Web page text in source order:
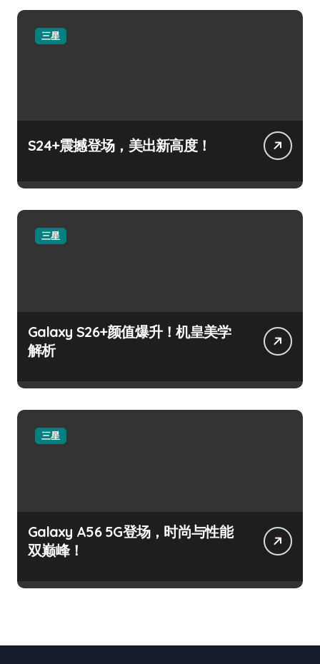
三星
S24+震撼登场，美出新高度！
三星
Galaxy S26+颜值爆升！机皇美学
解析
三星
Galaxy A56 5G登场，时尚与性能
双巅峰！